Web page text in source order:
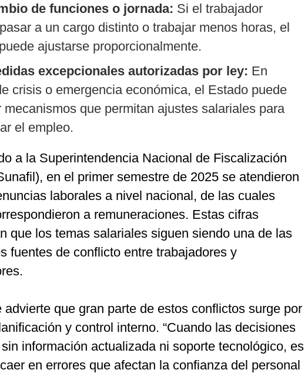
de funciones o jornada: Si el trabajador
a un cargo distinto o trabajar menos horas, el
ajustarse proporcionalmente.
excepcionales autorizadas por ley: En
crisis o emergencia económica, el Estado puede
mecanismos que permitan ajustes salariales para
el empleo.
a la Superintendencia Nacional de Fiscalización
en el primer semestre de 2025 se atendieron
laborales a nivel nacional, de las cuales
a remuneraciones. Estas cifras
que los temas salariales siguen siendo una de las
fuentes de conflicto entre trabajadores y
advierte que gran parte de estos conflictos surge por
y control interno. “Cuando las decisiones
información actualizada ni soporte tecnológico, es
en errores que afectan la confianza del personal